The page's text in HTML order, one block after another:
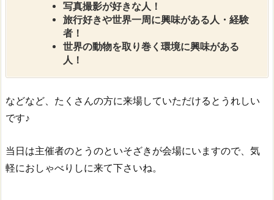
写真撮影が好きな人！
旅行好きや世界一周に興味がある人・経験
者！
世界の動物を取り巻く環境に興味がある
人！
などなど、たくさんの方に来場していただけるとうれしい
です♪
当日は主催者のとうのといそざきが会場にいますので、気
軽におしゃべりしに来て下さいね。